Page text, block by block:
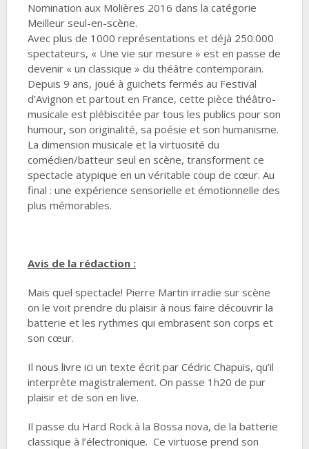
Nomination aux Molières 2016 dans la catégorie
Meilleur seul-en-scène.
Avec plus de 1000 représentations et déjà 250.000
spectateurs, « Une vie sur mesure » est en passe de
devenir « un classique » du théâtre contemporain.
Depuis 9 ans, joué à guichets fermés au Festival
d’Avignon et partout en France, cette pièce théâtro-
musicale est plébiscitée par tous les publics pour son
humour, son originalité, sa poésie et son humanisme.
La dimension musicale et la virtuosité du
comédien/batteur seul en scène, transforment ce
spectacle atypique en un véritable coup de cœur. Au
final : une expérience sensorielle et émotionnelle des
plus mémorables.
Avis de la rédaction :
Mais quel spectacle! Pierre Martin irradie sur scène
on le voit prendre du plaisir à nous faire découvrir la
batterie et les rythmes qui embrasent son corps et
son cœur.
Il nous livre ici un texte écrit par Cédric Chapuis, qu’il
interprète magistralement. On passe 1h20 de pur
plaisir et de son en live.
Il passe du Hard Rock à la Bossa nova, de la batterie
classique à l’électronique. Ce virtuose prend son